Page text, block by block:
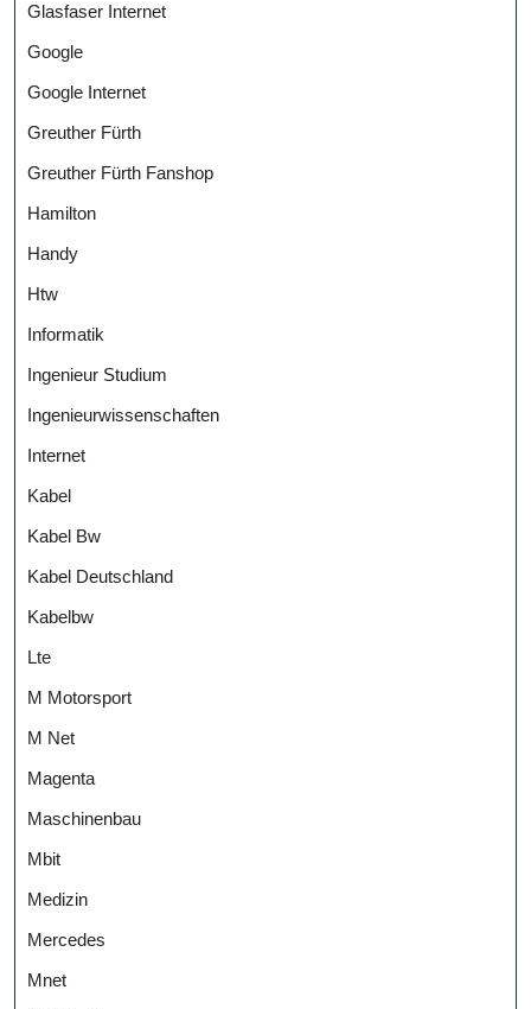
Glasfaser Internet
Google
Google Internet
Greuther Fürth
Greuther Fürth Fanshop
Hamilton
Handy
Htw
Informatik
Ingenieur Studium
Ingenieurwissenschaften
Internet
Kabel
Kabel Bw
Kabel Deutschland
Kabelbw
Lte
M Motorsport
M Net
Magenta
Maschinenbau
Mbit
Medizin
Mercedes
Mnet